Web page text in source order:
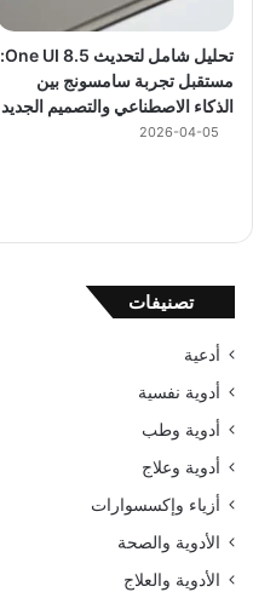
تحليل شامل لتحديث One UI 8.5:
مستقبل تجربة سامسونج بين
الذكاء الاصطناعي والتصميم الجديد
2026-04-05
تصنيفات
أدعية
أدوية نفسية
أدوية وطب
أدوية وعلاج
أزياء وإكسسوارات
الأدوية والصحة
الأدوية والعلاج